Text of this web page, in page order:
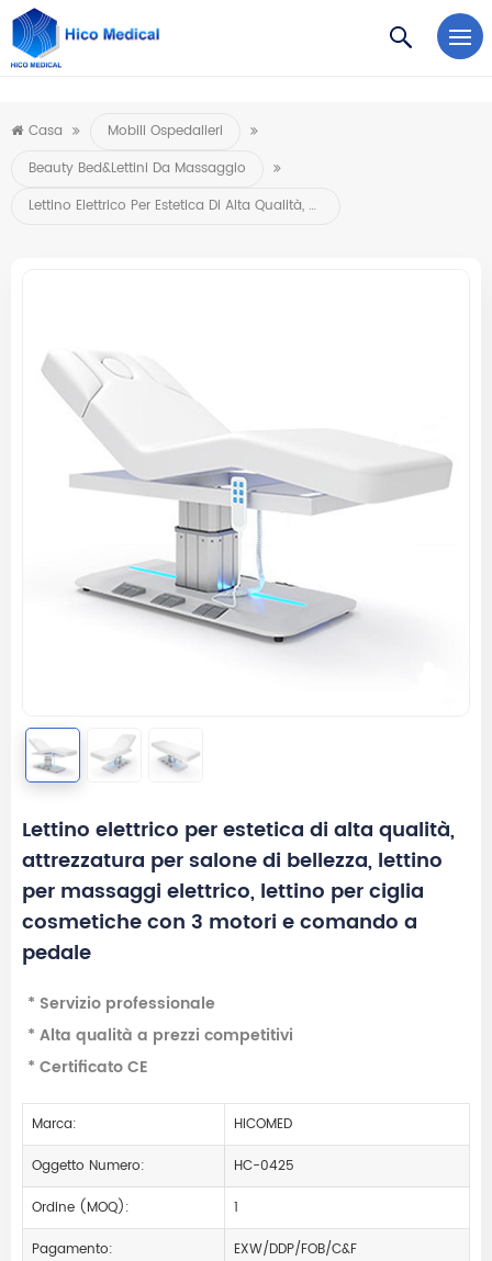
https://www.microsoft.com/en-us/microsoft-teams/log-in
Casa
Mobili Ospedalieri
Beauty Bed&Lettini Da Massaggio
Lettino Elettrico Per Estetica Di Alta Qualità, Attrezzatura Per Salone Di Bellezza, Lettino Per Massaggi Elettrico, Lettino Per Ciglia Cosmetiche Con 3 Motori E Comando A Pedale
Lettino elettrico per estetica di alta qualità,
attrezzatura per salone di bellezza, lettino
per massaggi elettrico, lettino per ciglia
cosmetiche con 3 motori e comando a
pedale
* Servizio professionale
* Alta qualità a prezzi competitivi
* Certificato CE
Marca:
HICOMED
Oggetto Numero:
HC-0425
Ordine (MOQ):
1
Pagamento:
EXW/DDP/FOB/C&F